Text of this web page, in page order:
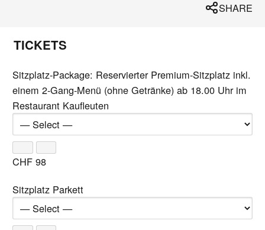
SHARE
TICKETS
Sitzplatz-Package: Reservierter Premium-Sitzplatz inkl.
einem 2-Gang-Menü (ohne Getränke) ab 18.00 Uhr im
Restaurant Kaufleuten
CHF 98
Sitzplatz Parkett